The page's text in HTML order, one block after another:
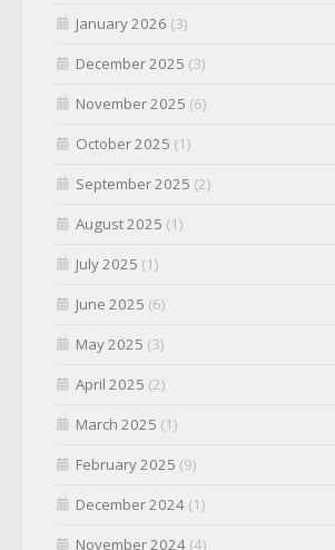
January 2026 (3)
December 2025 (3)
November 2025 (6)
October 2025 (1)
September 2025 (2)
August 2025 (1)
July 2025 (1)
June 2025 (6)
May 2025 (3)
April 2025 (2)
March 2025 (1)
February 2025 (9)
December 2024 (1)
November 2024 (4)